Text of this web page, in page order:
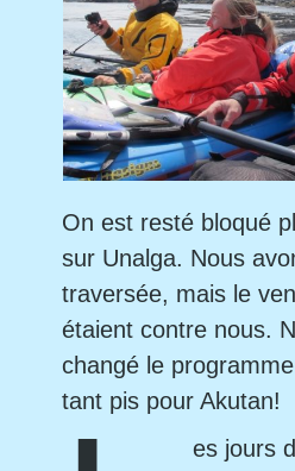
On est resté bloqué
sur Unalga. Nous
traversée, mais le
étaient contre nous.
changé le
tant pis pour Akutan!
es jours